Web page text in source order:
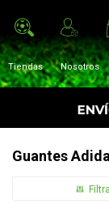
Tiendas Nosotros
Guantes